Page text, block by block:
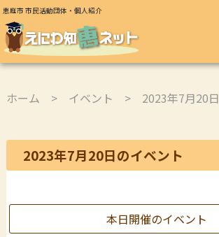
恵庭市 市民活動団体・個人紹介
ホーム > イベント > 2023年7月20日
2023年7月20日のイベント
本日開催のイベント